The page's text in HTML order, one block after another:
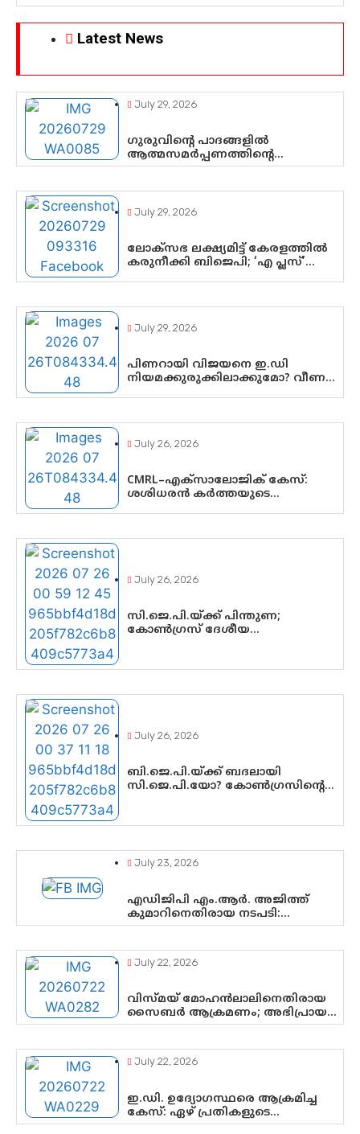
Latest News
July 29, 2026
ഗുരുവിന്റെ പാദങ്ങളിൽ
ആത്മസമർപ്പണത്തിന്റെ
പുണ്യദിനം; മാതാ അമൃതാനന്ദമയി
ഗുരുപൂർണിമ ആഘോഷം
July 29, 2026
ലോക്സഭ ലക്ഷ്യമിട്ട് കേരളത്തിൽ
കരുനീക്കി ബിജെപി; ‘എ പ്ലസ്’
തിരുവനന്തപുരത്ത് രാജീവ്
സുരേന്ദ്രൻ; ആലപ്പുഴയിൽ ശോഭാ
July 29, 2026
പിണറായി വിജയനെ ഇ.ഡി
നിയമക്കുരുക്കിലാക്കുമോ? വീണ
വഴിത്തിരിവാകുമോ?
July 26, 2026
CMRL–എക്‌സാലോജിക് കേസ്:
ശശിധരൻ കർത്തയുടെ
ചെയ്യുന്നതിൽ ഉടൻ തീരുമാനം;
July 26, 2026
സി.ജെ.പി.യ്ക്ക് പിന്തുണ;
കോൺഗ്രസ് ദേശീയ
വിലയിരുത്തൽ
July 26, 2026
ബി.ജെ.പി.യ്ക്ക് ബദലായി
സി.ജെ.പി.യോ? കോൺഗ്രസിന്റെ
ഉയർന്നുകഴിഞ്ഞോ? ഇന്ത്യൻ
വഴിത്തിരിവ്
July 23, 2026
എഡിജിപി എം.ആർ. അജിത്ത്
കുമാറിനെതിരായ നടപടി:
സസ്പെൻഷനിൽ ഒതുങ്ങുമോ,
നടപടികളിലേക്കോ?
July 22, 2026
വിസ്മയ് മോഹൻലാലിനെതിരായ
സൈബർ ആക്രമണം; അഭിപ്രായ
സ്വാതന്ത്ര്യത്തെ നിശ്ശബ്ദമാക്കുന്ന
അറുതി വേണം
July 22, 2026
ഇ.ഡി. ഉദ്യോഗസ്ഥരെ ആക്രമിച്ച
കേസ്: ഏഴ് പ്രതികളുടെ
ജാമ്യാപേക്ഷ വീണ്ടും തള്ളി;